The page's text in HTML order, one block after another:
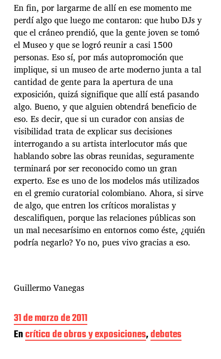
En fin, por largarme de allí en ese momento me
perdí algo que luego me contaron: que hubo DJs y
que el cráneo prendió, que la gente joven se tomó
el Museo y que se logró reunir a casi 1500
personas. Eso sí, por más autopromoción que
implique, si un museo de arte moderno junta a tal
cantidad de gente para la apertura de una
exposición, quizá signifique que allí está pasando
algo. Bueno, y que alguien obtendrá beneficio de
eso. Es decir, que si un curador con ansias de
visibilidad trata de explicar sus decisiones
interrogando a su artista interlocutor más que
hablando sobre las obras reunidas, seguramente
terminará por ser reconocido como un gran
experto. Ese es uno de los modelos más utilizados
en el gremio curatorial colombiano. Ahora, si sirve
de algo, que entren los críticos moralistas y
descalifiquen, porque las relaciones públicas son
un mal necesarísimo en entornos como éste, ¿quién
podría negarlo? Yo no, pues vivo gracias a eso.
Guillermo Vanegas
F
e
c
31 de marzo de 2011
Encrítica de obras y exposiciones,debates